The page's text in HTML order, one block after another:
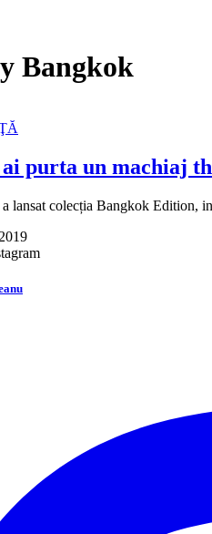
Bangkok
purta un machiaj
lansat colecția Bangkok Edition,